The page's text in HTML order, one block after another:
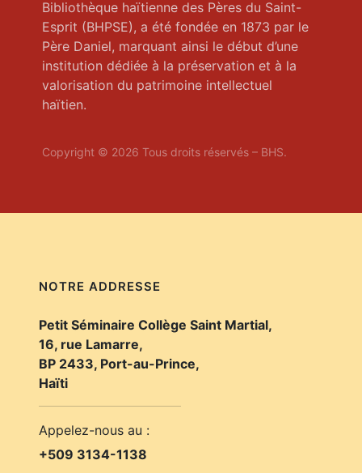
Bibliothèque haïtienne des Pères du Saint-
Esprit (BHPSE), a été fondée en 1873 par le
Père Daniel, marquant ainsi le début d’une
institution dédiée à la préservation et à la
valorisation du patrimoine intellectuel
haïtien.
Copyright © 2026 Tous droits réservés – BHS.
NOTRE ADDRESSE
Petit Séminaire Collège Saint Martial,
16, rue Lamarre,
BP 2433, Port-au-Prince,
Haïti
Appelez-nous au :
+509 3134-1138